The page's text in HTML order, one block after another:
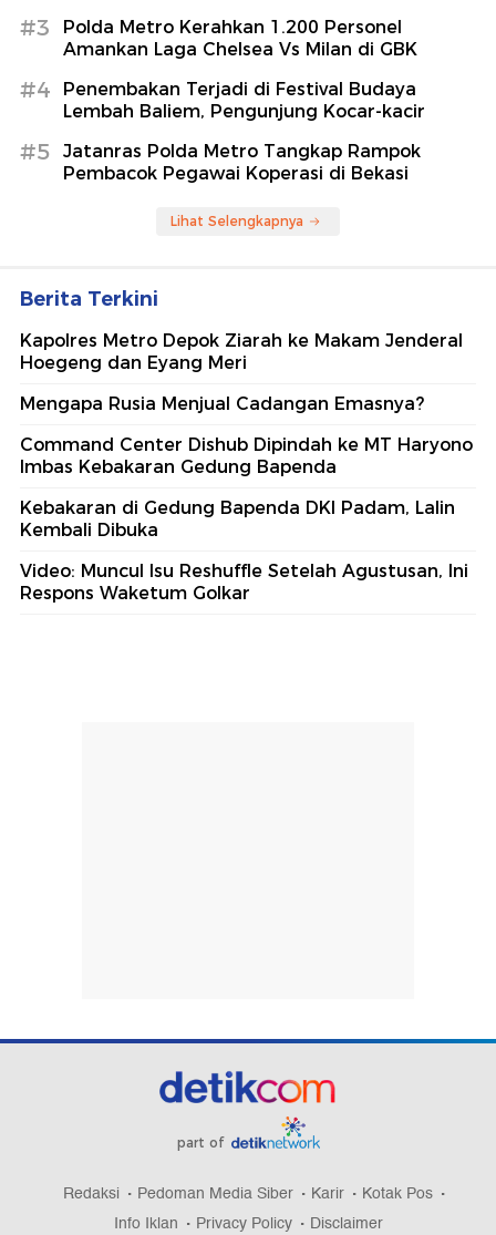
#3
Polda Metro Kerahkan 1.200 Personel
Amankan Laga Chelsea Vs Milan di GBK
#4
Penembakan Terjadi di Festival Budaya
Lembah Baliem, Pengunjung Kocar-kacir
#5
Jatanras Polda Metro Tangkap Rampok
Pembacok Pegawai Koperasi di Bekasi
Lihat Selengkapnya
Berita Terkini
Kapolres Metro Depok Ziarah ke Makam Jenderal
Hoegeng dan Eyang Meri
Mengapa Rusia Menjual Cadangan Emasnya?
Command Center Dishub Dipindah ke MT Haryono
Imbas Kebakaran Gedung Bapenda
Kebakaran di Gedung Bapenda DKI Padam, Lalin
Kembali Dibuka
Video: Muncul Isu Reshuffle Setelah Agustusan, Ini
Respons Waketum Golkar
part of
Redaksi Pedoman Media Siber Karir
Kotak Pos
Info Iklan
Privacy Policy Disclaimer